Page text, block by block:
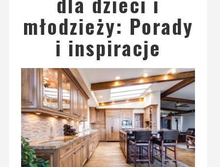
młodzieży: Porady
i inspiracje